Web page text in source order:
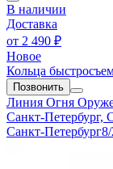
В наличии
Доставка
от 2 490 ₽
Новое
Кольца
Позвонить
Линия Огня
Санкт-Петербург,
Санкт-Петербург